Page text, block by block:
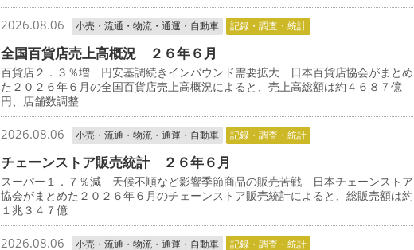
2026.08.06 小売・流通・物流・通運・自動車 記録・調査・統計
全国百貨店売上高概況 ２６年６月
百貨店２．３％増 円安基調続きインバウンド需要拡大 日本百貨店協会がまとめ
た２０２６年６月の全国百貨店売上高概況によると、売上高総額は約４６８７億
円、店舗数調整
2026.08.06 小売・流通・物流・通運・自動車 記録・調査・統計
チェーンストア販売統計 ２６年６月
スーパー１．７％減 天候不順など影響季節商品の販売苦戦 日本チェーンストア
協会がまとめた２０２６年６月のチェーンストア販売統計によると、総販売額は約
１兆３４７億
2026.08.06 小売・流通・物流・通運・自動車 記録・調査・統計